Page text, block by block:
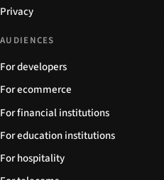
Privacy
AUDIENCES
For developers
For ecommerce
For financial institutions
For education institutions
For hospitality